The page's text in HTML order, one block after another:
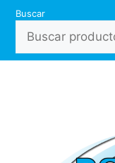
Saltar
contenido
Buscar